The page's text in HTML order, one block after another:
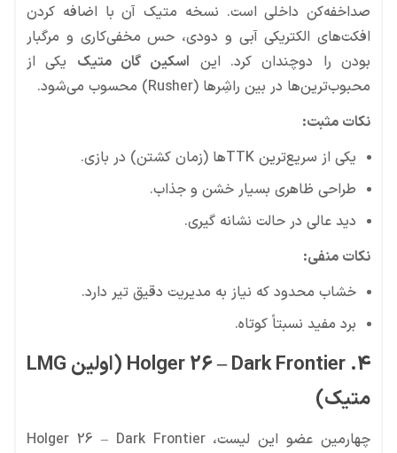
صداخفه‌کن داخلی است. نسخه متیک آن با اضافه کردن
افکت‌های الکتریکی آبی و دودی، حس مخفی‌کاری و مرگبار
بودن را دوچندان کرد. این اسکین گان متیک یکی از
محبوب‌ترین‌ها در بین راشِرها (Rusher) محسوب می‌شود.
نکات مثبت:
یکی از سریع‌ترین TTKها (زمان کشتن) در بازی.
طراحی ظاهری بسیار خشن و جذاب.
دید عالی در حالت نشانه گیری.
نکات منفی:
خشاب محدود که نیاز به مدیریت دقیق تیر دارد.
برد مفید نسبتاً کوتاه.
4. Holger 26 – Dark Frontier (اولین LMG
متیک)
چهارمین عضو این لیست، Holger 26 – Dark Frontier